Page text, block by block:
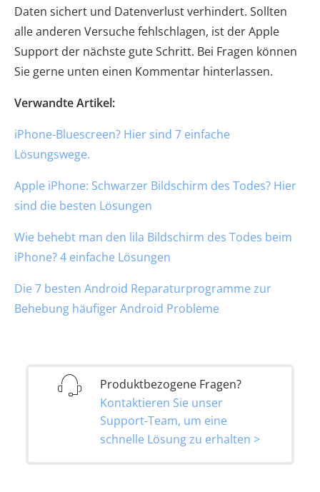
Daten sichert und Datenverlust verhindert. Sollten
alle anderen Versuche fehlschlagen, ist der Apple
Support der nächste gute Schritt. Bei Fragen können
Sie gerne unten einen Kommentar hinterlassen.
Verwandte Artikel:
iPhone-Bluescreen? Hier sind 7 einfache
Lösungswege.
Apple iPhone: Schwarzer Bildschirm des Todes? Hier
sind die besten Lösungen
Wie behebt man den lila Bildschirm des Todes beim
iPhone? 4 einfache Lösungen
Die 7 besten Android Reparaturprogramme zur
Behebung häufiger Android Probleme
Produktbezogene Fragen?
Kontaktieren Sie unser
Support-Team, um eine
schnelle Lösung zu erhalten >